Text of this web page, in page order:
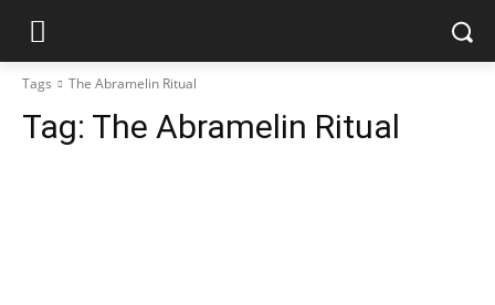
Tags The Abramelin Ritual
Tag: The Abramelin Ritual